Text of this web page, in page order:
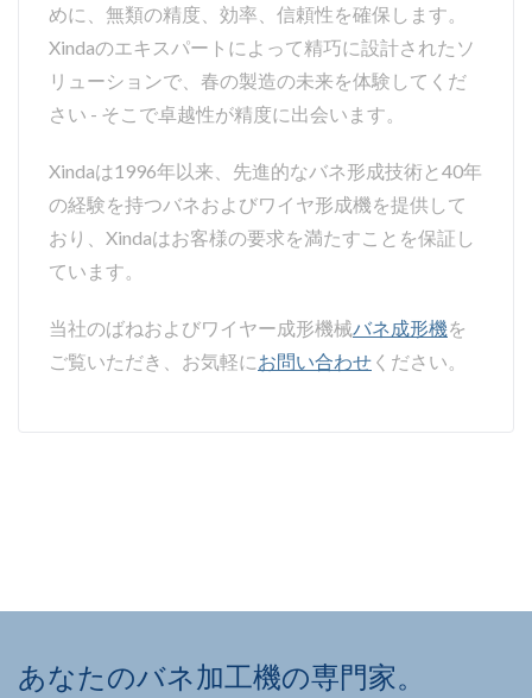
めに、無類の精度、効率、信頼性を確保します。
Xindaのエキスパートによって精巧に設計されたソ
リューションで、春の製造の未来を体験してくだ
さい - そこで卓越性が精度に出会います。
Xindaは1996年以来、先進的なバネ形成技術と40年
の経験を持つバネおよびワイヤ形成機を提供して
おり、Xindaはお客様の要求を満たすことを保証し
ています。
当社のばねおよびワイヤー成形機械バネ成形機を
ご覧いただき、お気軽にお問い合わせ ください。
あなたのバネ加工機の専門家。